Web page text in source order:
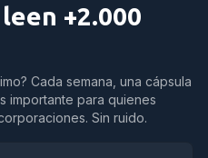
+2.000
Cada semana, una cápsula
importante para quienes
Sin ruido.